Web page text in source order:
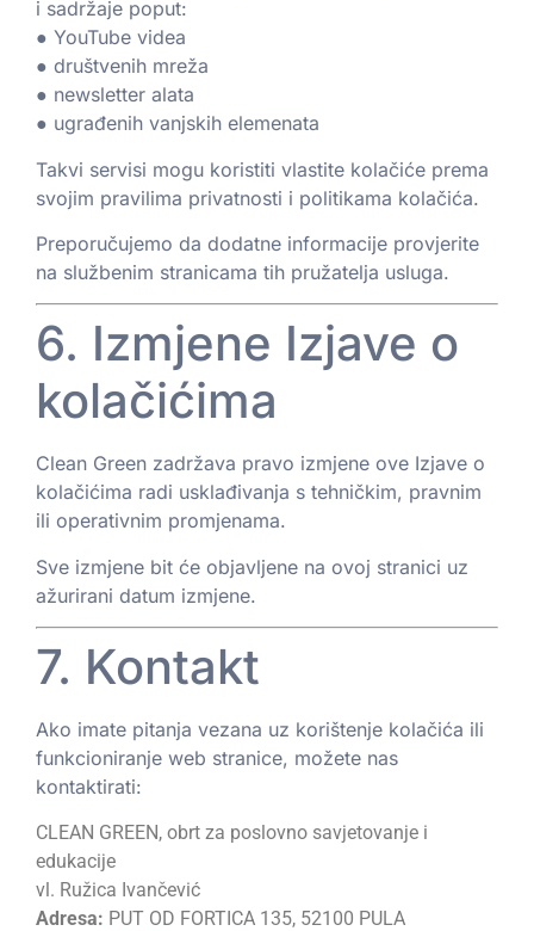
i sadržaje poput:
● YouTube videa
● društvenih mreža
● newsletter alata
● ugrađenih vanjskih elemenata
Takvi servisi mogu koristiti vlastite kolačiće prema
svojim pravilima privatnosti i politikama kolačića.
Preporučujemo da dodatne informacije provjerite
na službenim stranicama tih pružatelja usluga.
6. Izmjene Izjave o
kolačićima
Clean Green zadržava pravo izmjene ove Izjave o
kolačićima radi usklađivanja s tehničkim, pravnim
ili operativnim promjenama.
Sve izmjene bit će objavljene na ovoj stranici uz
ažurirani datum izmjene.
7. Kontakt
Ako imate pitanja vezana uz korištenje kolačića ili
funkcioniranje web stranice, možete nas
kontaktirati:
CLEAN GREEN, obrt za poslovno savjetovanje i
edukacije
vl. Ružica Ivančević
Adresa: PUT OD FORTICA 135, 52100 PULA